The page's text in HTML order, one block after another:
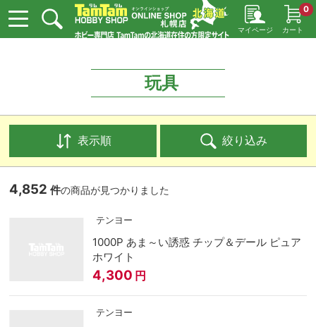
マイページ カート
0
玩具
表示順 絞り込み
4,852 件の商品が見つかりました
テンヨー
1000P あま～い誘惑 チップ＆デール ピュア
ホワイト
4,300 円
テンヨー